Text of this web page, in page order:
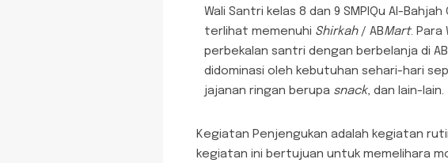
Wali Santri kelas 8 dan 9 SMPIQu Al-
terlihat memenuhi Shirkah/ ABMart. Para
perbekalan santri dengan berbelanja di AB
didominasi oleh kebutuhan sehari-hari
jajanan ringan berupa snack, dan lain-lain.
Kegiatan Penjengukan adalah kegiatan
kegiatan ini bertujuan untuk memelihara